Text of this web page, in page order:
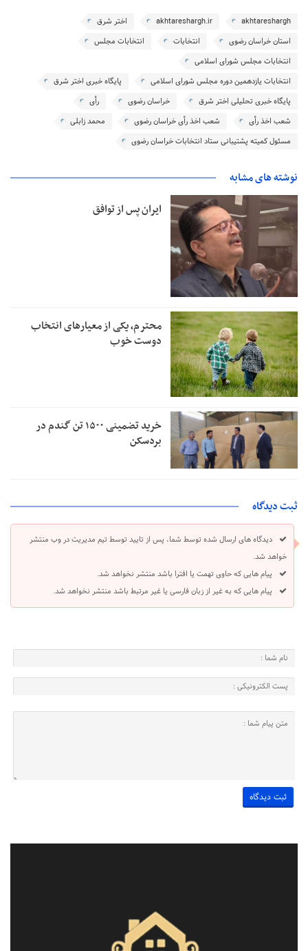
akhtareshargh
akhtareshargh.ir
اختر شرق
استان خراسان رضوی
انتخابات
انتخابات مجلس
انتخابات مجلس شورای اسلامی
انتخابات یازدهمین دوره مجلس شورای اسلامی
پایگاه خبری اختر شرق
پایگاه خبری تحلیلی اختر شرق
خراسان رضوی
رأی
شعب اخذ رأی
شعب اخذ رأی خراسان رضوی
محمد زابلی
مسئول کمیته پشتیبانی ستاد انتخابات خراسان رضوی
نوشته های مشابه
ایران پس از توافق
محترم، یکی از معیارهای انتخاب
دوست خوب
خرید تضمینی ۱۵۰۰ تن گندم در
بردسکن
ثبت دیدگاه
دیدگاه های ارسال شده توسط شما، پس از تایید توسط تیم مدیریت در وب منتشر
خواهد شد.
پیام هایی که حاوی تهمت یا افترا باشد منتشر نخواهد شد.
پیام هایی که به غیر از زبان فارسی یا غیر مرتبط باشد منتشر نخواهد شد.